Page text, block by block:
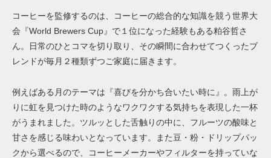
コーヒーを監修するのは、コーヒーの総合的な知識を競う世界大
会『World Brewers Cup』で１位になった経験もある粕谷哲さ
ん。日常のひとコマを切り取り、その瞬間に合わせてつくったブ
レンドが毎月２種類ずつご家庭に届きます。
例えばある月のテーマは『喜びを分かち合いたい時に』。雨上が
りに虹を見つけた時のようなワクワクする気持ちを表現した一杯
がうまれました。ツルッとした舌触りの中に、フルーツの酸味と
甘さを感じる味わいとなっています。また豆・粉・ドリップパッ
クから選べるので、コーヒーメーカーやフィルターを持っていな